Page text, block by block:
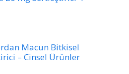
Macun Bitkisel
– Cinsel Ürünler